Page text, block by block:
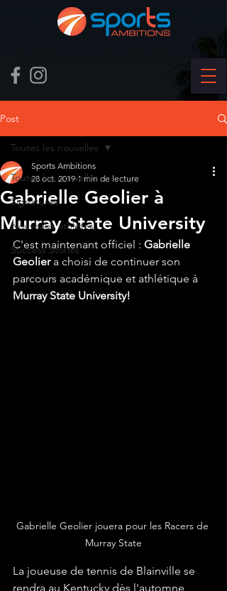
Post
Toutes les nouvelles
Signatures
Nouveaux athlètes
Success Stories
Toutes les nouvelles
Gabrielle Geolier à
Murray State University
Sports Ambitions
28 oct. 2019 1 min de lecture
C'est maintenant officiel : Gabrielle
Geolier a choisi de continuer son
parcours académique et athlétique à
Murray State University!
Gabrielle Geolier jouera pour les Racers de
Murray State
La joueuse de tennis de Blainville se
rendra au Kentucky dès l'automne